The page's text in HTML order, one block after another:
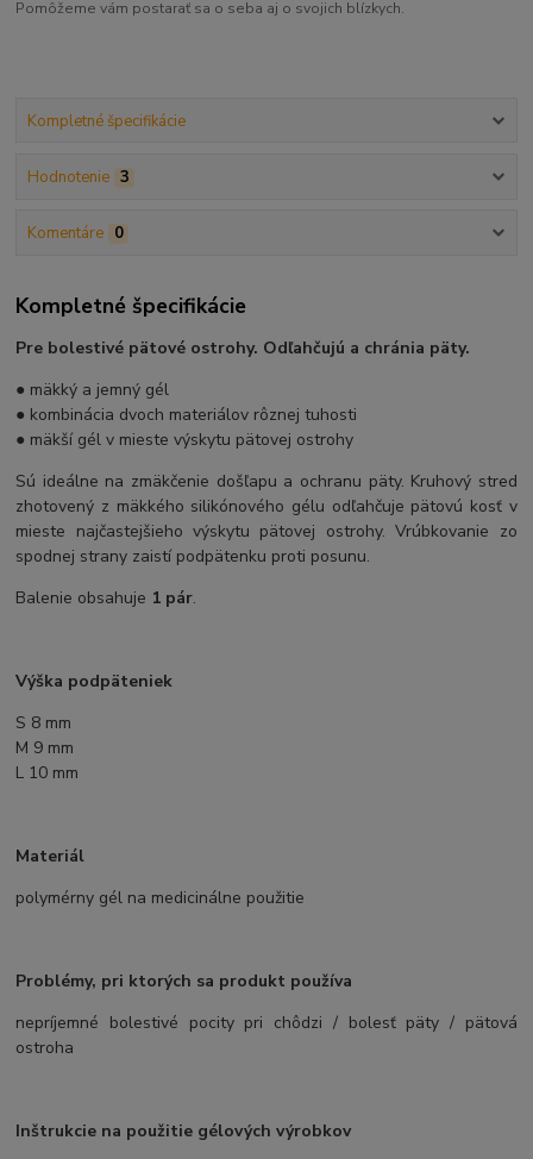
Pomôžeme vám postarať sa o seba aj o svojich blízkych.
Kompletné špecifikácie
Hodnotenie 3
Komentáre 0
Kompletné špecifikácie
Pre bolestivé pätové ostrohy. Odľahčujú a chránia päty.
● mäkký a jemný gél
● kombinácia dvoch materiálov rôznej tuhosti
● mäkší gél v mieste výskytu pätovej ostrohy
Sú ideálne na zmäkčenie došľapu a ochranu päty. Kruhový stred
zhotovený z mäkkého silikónového gélu odľahčuje pätovú kosť v
mieste najčastejšieho výskytu pätovej ostrohy. Vrúbkovanie zo
spodnej strany zaistí podpätenku proti posunu.
Balenie obsahuje 1 pár.
Výška podpäteniek
S 8 mm
M 9 mm
L 10 mm
Materiál
polymérny gél na medicinálne použitie
Problémy, pri ktorých sa produkt používa
nepríjemné bolestivé pocity pri chôdzi / bolesť päty / pätová
ostroha
Inštrukcie na použitie gélových výrobkov